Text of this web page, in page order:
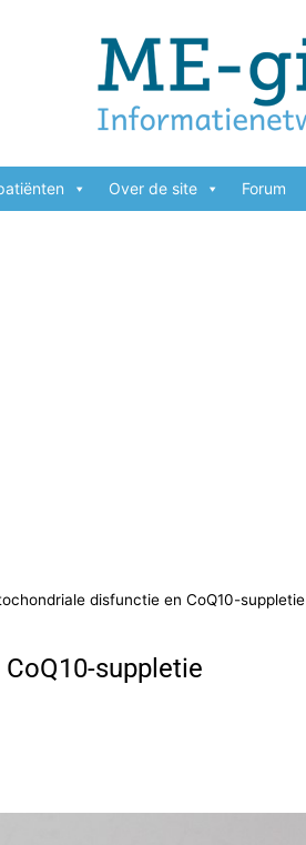
Over de site Forum
disfunctie en CoQ10-suppletie
suppletie